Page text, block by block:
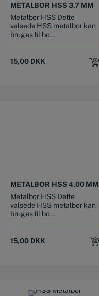
METALBOR HSS 3,7 MM
Metalbor HSS Dette
valsede HSS metalbor kan
bruges til bo...
15,00 DKK
METALBOR HSS 4,00 MM
Metalbor HSS Dette
valsede HSS metalbor kan
bruges til bo...
15,00 DKK